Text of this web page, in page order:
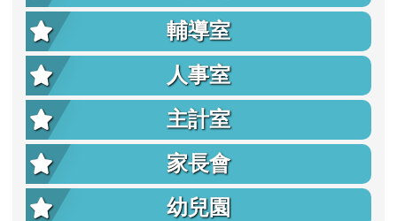
輔導室
人事室
主計室
家長會
幼兒園